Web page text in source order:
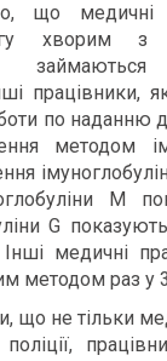
що медичні
хворим з
працівники,
по наданню
методом
М
G
медичні
методом раз у
що не тільки